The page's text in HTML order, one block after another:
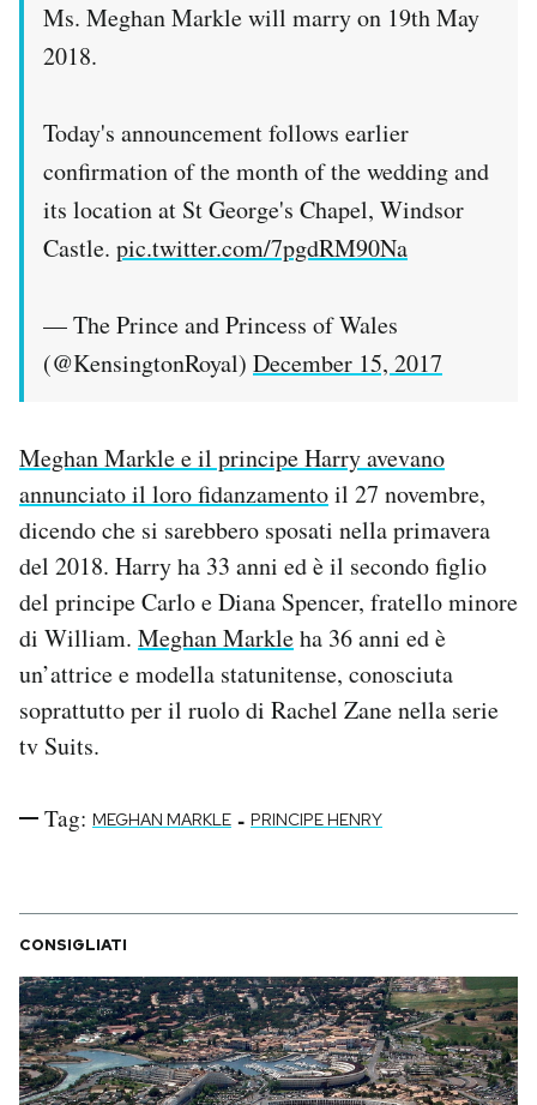
Ms. Meghan Markle will marry on 19th May
2018.
Today's announcement follows earlier
confirmation of the month of the wedding and
its location at St George's Chapel, Windsor
Castle. pic.twitter.com/7pgdRM90Na
— The Prince and Princess of Wales
(@KensingtonRoyal) December 15, 2017
Meghan Markle e il principe Harry avevano
annunciato il loro fidanzamentoil 27 novembre,
dicendo che si sarebbero sposati nella primavera
del 2018. Harry ha 33 anni ed è il secondo figlio
del principe Carlo e Diana Spencer, fratello minore
di William. Meghan Markleha 36 anni ed è
un’attrice e modella statunitense, conosciuta
soprattutto per il ruolo di Rachel Zane nella serie
tv Suits.
Tag: MEGHAN MARKLE - PRINCIPE HENRY
CONSIGLIATI